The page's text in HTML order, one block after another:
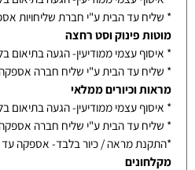
ואביזרים
עצמי ממודיעין- הגעה בתיאום בלבד עד 3-7 ימי עבודה
הבית ע"י חברת שליחויות אספקה עד 4-10 ימי עבודה בבית לקוח/ה
פינוק וסט רחצה
עצמי ממודיעין- הגעה בתיאום בלבד עד 3-7 ימי עבודה
הבית ע"י שליח חברה אספקה עד 5 ימי עבודה בבית לקוח/ה
וכיורים ממלאי
עצמי ממודיעין- הגעה בתיאום בלבד עד 3-7 ימי עבודה
הבית ע"י שליח חברה אספקה עד 5 ימי עבודה בבית לקוח/ה